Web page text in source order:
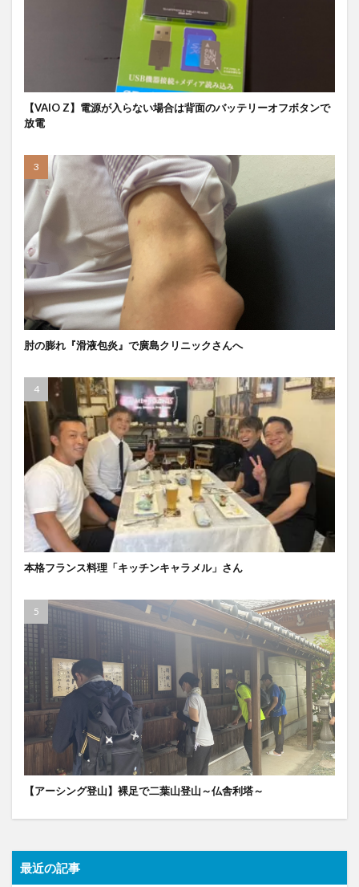
【VAIO Z】電源が入らない場合は背面のバッテリーオフボタンで
放電
肘の膨れ『滑液包炎』で廣島クリニックさんへ
本格フランス料理「キッチンキャラメル」さん
【アーシング登山】裸足で二葉山登山～仏舎利塔～
最近の記事